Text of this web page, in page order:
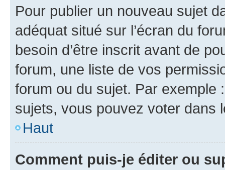
Pour publier un nouveau sujet
adéquat situé sur l’écran du
besoin d’être inscrit avant de
forum, une liste de vos
forum ou du sujet. Par exemple
sujets, vous pouvez voter dans
Haut
Comment puis-je éditer ou